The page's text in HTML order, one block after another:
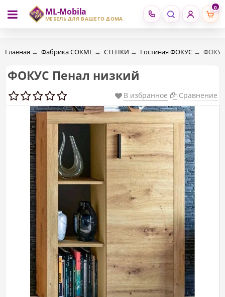
ML-Mobila
МЕБЕЛЬ ДЛЯ ВАШЕГО ДОМА
0
RU RO
Главная → Фабрика СОКМЕ → СТЕНКИ → Гостиная ФОКУС → ФОКУС
ФОКУС Пенал низкий
В избранное Сравнение